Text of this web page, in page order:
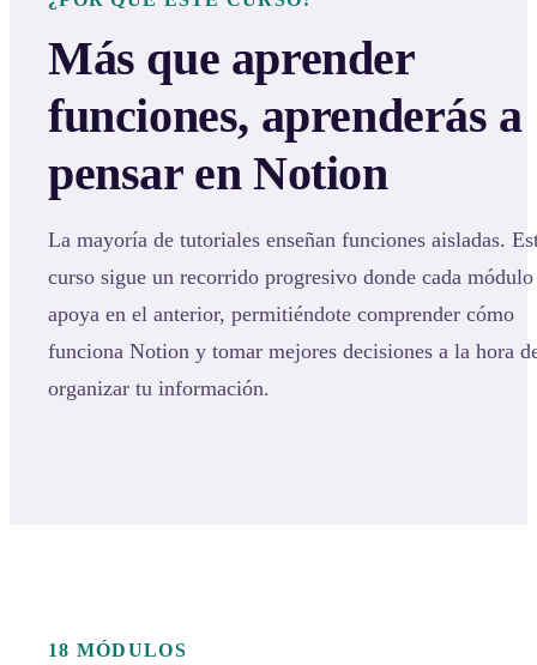
Más que aprender
funciones, aprenderás a
pensar en Notion
La mayoría de tutoriales enseñan funciones aisladas.
curso sigue un recorrido progresivo donde cada módulo
apoya en el anterior, permitiéndote comprender cómo
funciona Notion y tomar mejores decisiones a la hora
organizar tu información.
18 MÓDULOS